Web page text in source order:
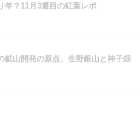
年？11月3週目の紅葉レポ
鉱山開発の原点、生野銀山と神子畑